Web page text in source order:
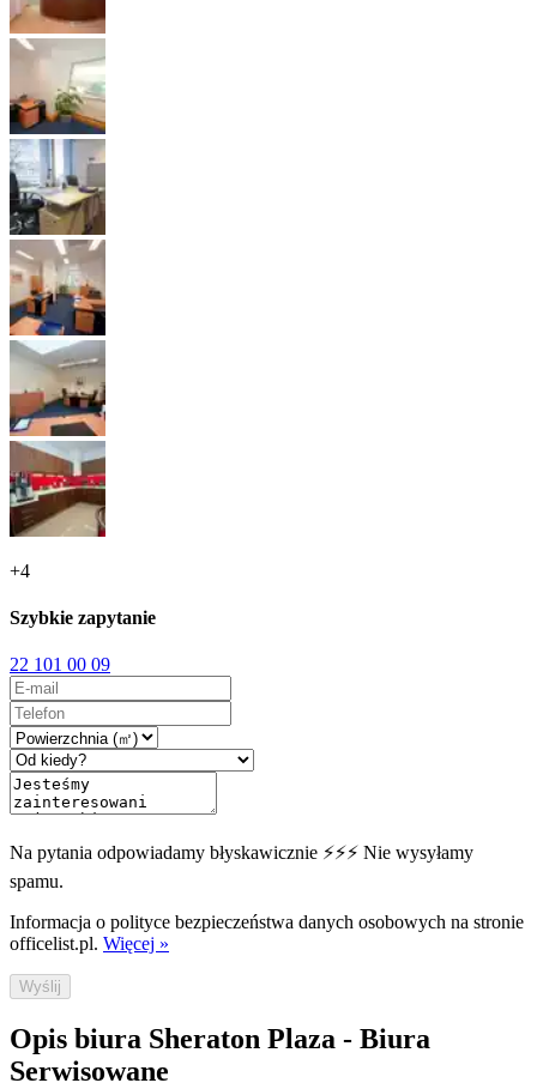
+4
Szybkie zapytanie
22 101 00 09
Na pytania odpowiadamy błyskawicznie ⚡⚡⚡ Nie wysyłamy
spamu.
Informacja o polityce bezpieczeństwa danych osobowych na stronie
officelist.pl. Więcej »
Wyślij
Opis biura Sheraton Plaza - Biura
Serwisowane